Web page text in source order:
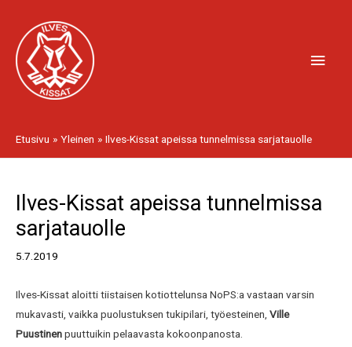
sisältöön
Etusivu Yleinen Ilves-Kissat apeissa tunnelmissa sarjatauolle
Ilves-Kissat apeissa tunnelmissa
sarjatauolle
5.7.2019
Ilves-Kissat aloitti tiistaisen kotiottelunsa NoPS:a vastaan varsin
mukavasti, vaikka puolustuksen tukipilari, työesteinen, Ville
Puustinenpuuttuikin pelaavasta kokoonpanosta.
selaus